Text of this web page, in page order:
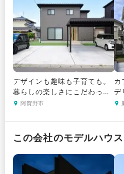
は提唱します。窯業系サイ
定期的な塗り替えが必要と
は色あせも少ないので塗り替
築時の初期費用が多くかか
費用の節約になります。しか
産しているため、総タイル
ルな価格で提供。また、同社
デザインも趣味も子育ても。
暮らしの楽しさにこだわった
住まい
阿賀野市
カ
デ
この会社のモデルハウス